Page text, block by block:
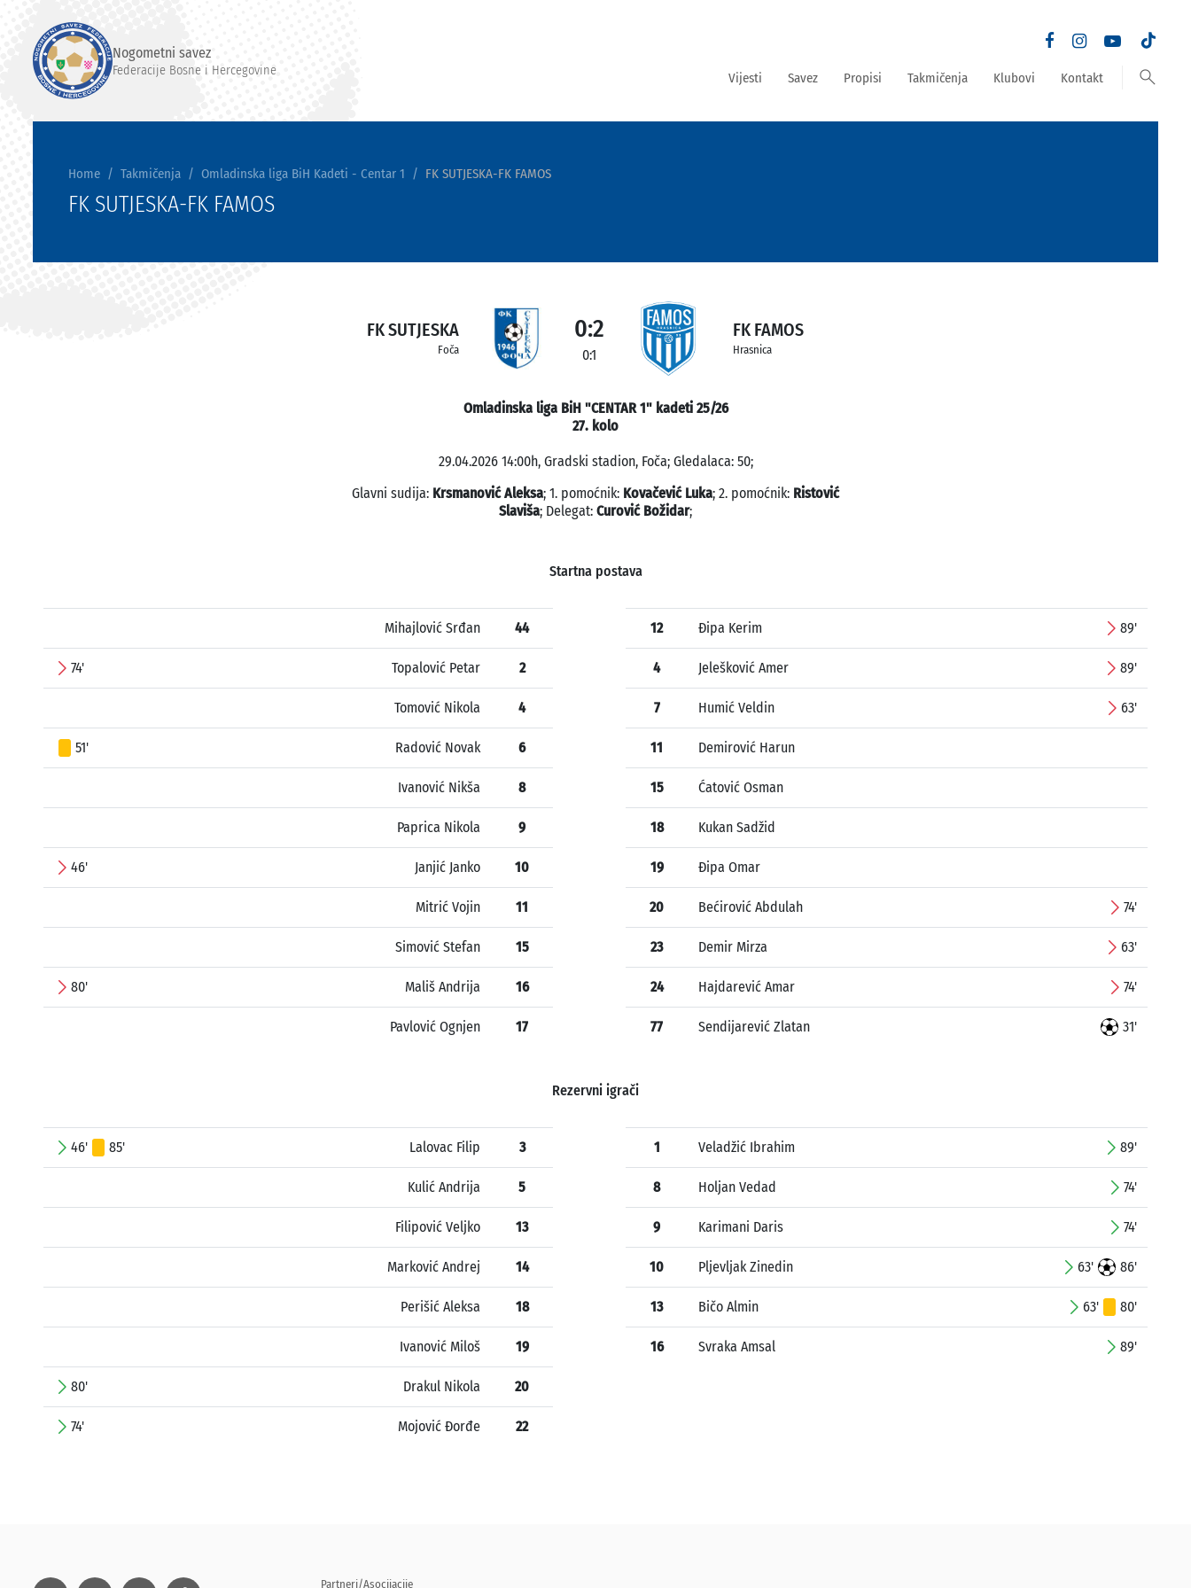
Nogometni savez
Federacije Bosne i Hercegovine Vijesti Savez Propisi Takmičenja Klubovi Kontakt search
Home Takmičenja Omladinska liga BiH Kadeti - Centar 1 FK SUTJESKA-FK FAMOS
FK SUTJESKA-FK FAMOS
FK SUTJESKA
Foča
0:2
0:1
FK FAMOS
Hrasnica
Omladinska liga BiH "CENTAR 1" kadeti 25/26
27. kolo
29.04.2026 14:00h, Gradski stadion, Foča; Gledalaca: 50;
Glavni sudija: Krsmanović Aleksa; 1. pomoćnik: Kovačević Luka; 2. pomoćnik: Ristović
Slaviša; Delegat: Curović Božidar;
Startna postava
Mihajlović Srđan 44
74' Topalović Petar 2
Tomović Nikola 4
51' Radović Novak 6
Ivanović Nikša 8
Paprica Nikola 9
46' Janjić Janko 10
Mitrić Vojin 11
Simović Stefan 15
80' Mališ Andrija 16
Pavlović Ognjen 17
12 Đipa Kerim 89'
4 Jelešković Amer 89'
7 Humić Veldin 63'
11 Demirović Harun
15 Ćatović Osman
18 Kukan Sadžid
19 Đipa Omar
20 Bećirović Abdulah 74'
23 Demir Mirza 63'
24 Hajdarević Amar 74'
77 Sendijarević Zlatan 31'
Rezervni igrači
46' 85' Lalovac Filip 3
Kulić Andrija 5
Filipović Veljko 13
Marković Andrej 14
Perišić Aleksa 18
Ivanović Miloš 19
80' Drakul Nikola 20
74' Mojović Đorđe 22
1 Veladžić Ibrahim 89'
8 Holjan Vedad 74'
9 Karimani Daris 74'
10 Pljevljak Zinedin 63' 86'
13 Bičo Almin 63' 80'
16 Svraka Amsal 89'
Partneri/Asocijacije